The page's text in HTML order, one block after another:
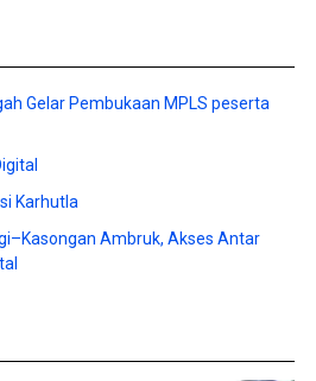
Gelar Pembukaan MPLS peserta
Karhutla
Ambruk, Akses Antar